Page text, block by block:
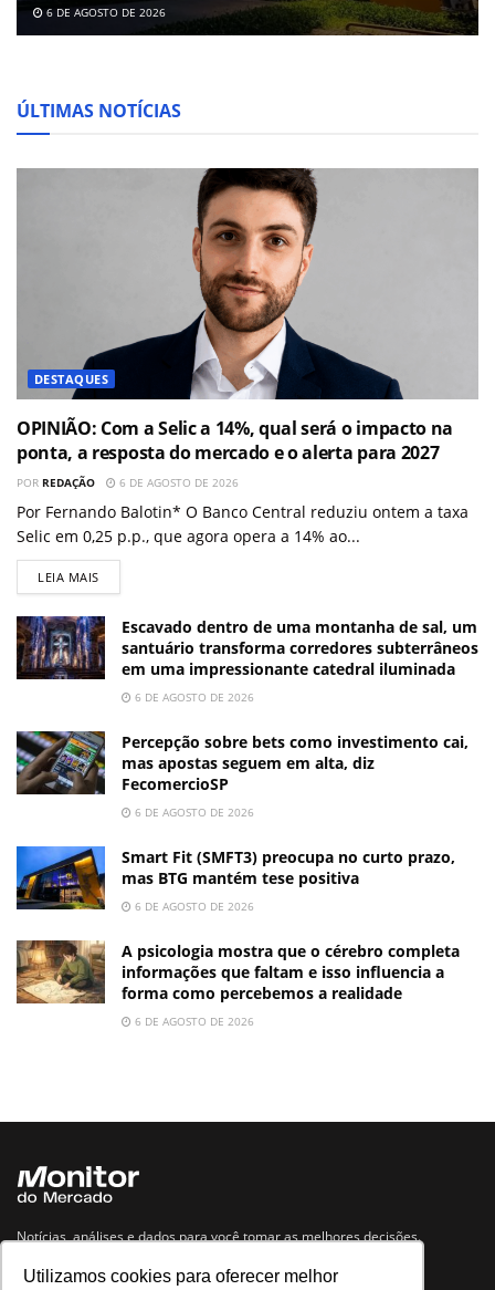
Utilizamos cookies para oferecer melhor
6 DE AGOSTO DE 2026
ÚLTIMAS NOTÍCIAS
DESTAQUES
OPINIÃO: Com a Selic a 14%, qual será o impacto na
ponta, a resposta do mercado e o alerta para 2027
POR REDAÇÃO 6 DE AGOSTO DE 2026
Por Fernando Balotin* O Banco Central reduziu ontem a taxa
Selic em 0,25 p.p., que agora opera a 14% ao...
LEIA MAIS
Escavado dentro de uma montanha de sal, um
santuário transforma corredores subterrâneos
em uma impressionante catedral iluminada
6 DE AGOSTO DE 2026
Percepção sobre bets como investimento cai,
mas apostas seguem em alta, diz
FecomercioSP
6 DE AGOSTO DE 2026
Smart Fit (SMFT3) preocupa no curto prazo,
mas BTG mantém tese positiva
6 DE AGOSTO DE 2026
A psicologia mostra que o cérebro completa
informações que faltam e isso influencia a
forma como percebemos a realidade
6 DE AGOSTO DE 2026
Notícias, análises e dados para você tomar as melhores decisões.
Navegue no site